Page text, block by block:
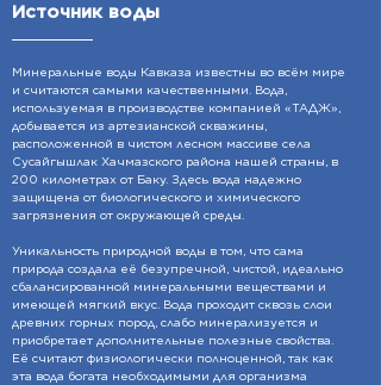
Источник воды
Минеральные воды Кавказа известны во всём мире
и считаются самыми качественными. Вода,
используемая в производстве компанией «TAДЖ»,
добывается из артезианской скважины,
расположенной в чистом лесном массиве села
Сусайгышлак Хачмазского района нашей страны, в
200 километрах от Баку. Здесь вода надежно
защищена от биологического и химического
загрязнения от окружающей среды.
Уникальность природной воды в том, что сама
природа создала её безупречной, чистой, идеально
сбалансированной минеральными веществами и
имеющей мягкий вкус. Вода проходит сквозь слои
древних горных пород, слабо минерализуется и
приобретает дополнительные полезные свойства.
Её считают физиологически полноценной, так как
эта вода богата необходимыми для организма